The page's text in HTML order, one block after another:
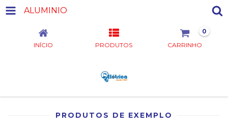
ALUMINIO
INÍCIO PRODUTOS CARRINHO
0
PRODUTOS DE EXEMPLO